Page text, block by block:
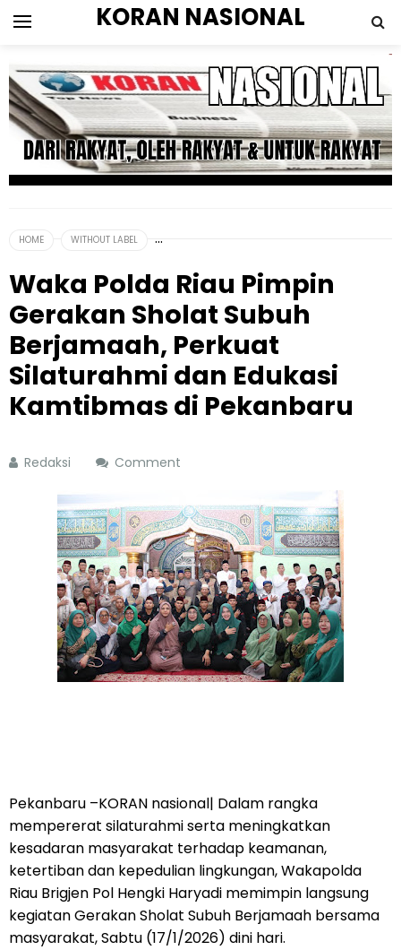
KORAN NASIONAL
HOME WITHOUT LABEL
Waka Polda Riau Pimpin
Gerakan Sholat Subuh
Berjamaah, Perkuat
Silaturahmi dan Edukasi
Kamtibmas di Pekanbaru
Redaksi Comment
Pekanbaru –KORAN nasional| Dalam rangka
mempererat silaturahmi serta meningkatkan
kesadaran masyarakat terhadap keamanan,
ketertiban dan kepedulian lingkungan, Wakapolda
Riau Brigjen Pol Hengki Haryadi memimpin langsung
kegiatan Gerakan Sholat Subuh Berjamaah bersama
masyarakat, Sabtu (17/1/2026) dini hari.